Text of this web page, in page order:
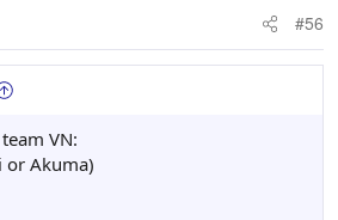
#56
VN:
or Akuma)